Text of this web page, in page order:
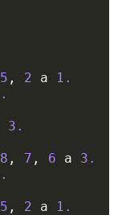
5 , 2 a
1.
.
3.
8 , 7 , 6 a
3.
.
5 , 2 a
1.